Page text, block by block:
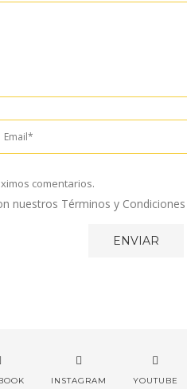
comentarios.
Términos y Condiciones
INSTAGRAM YOUTUBE